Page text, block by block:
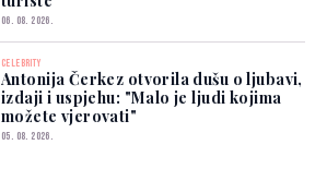
06. 08. 2026.
CELEBRITY
Antonija Čerkez otvorila dušu o ljubavi,
izdaji i uspjehu: "Malo je ljudi kojima
možete vjerovati"
05. 08. 2026.